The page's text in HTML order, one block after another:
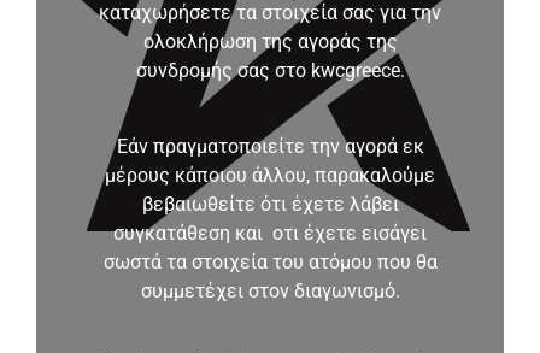
καταχωρήσετε τα στοιχεία σας για την
ολοκλήρωση της αγοράς της
συνδρομής σας στο kwcgreece.
Εάν πραγματοποιείτε την αγορά εκ
μέρους κάποιου άλλου, παρακαλούμε
βεβαιωθείτε ότι έχετε λάβει
συγκατάθεση και οτι έχετε εισάγει
σωστά τα στοιχεία του ατόμου που θα
συμμετέχει στον διαγωνισμό.